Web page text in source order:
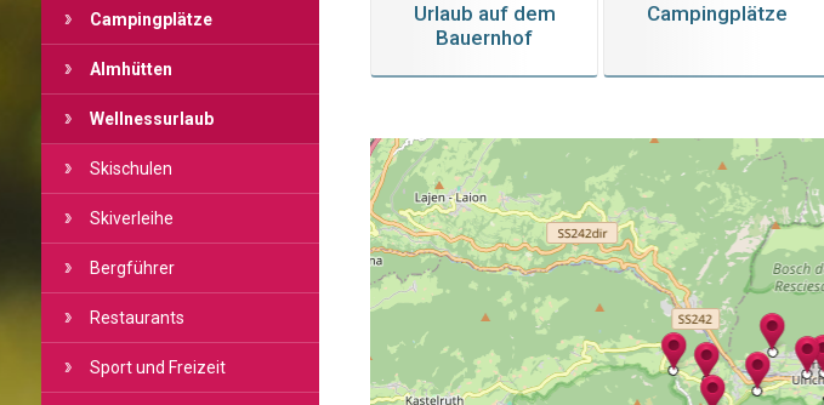
Campingplätze
Almhütten
Wellnessurlaub
Skischulen
Skiverleihe
Bergführer
Restaurants
Sport und Freizeit
Urlaub auf dem
Bauernhof
Campingplätze